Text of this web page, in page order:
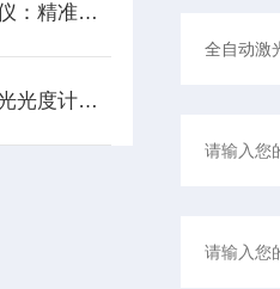
蓝景科技 一体式测深仪：精准测量，助力水文监测
蓝景科技 紫外可见分光光度计：动力学测量，捕捉反应全过程